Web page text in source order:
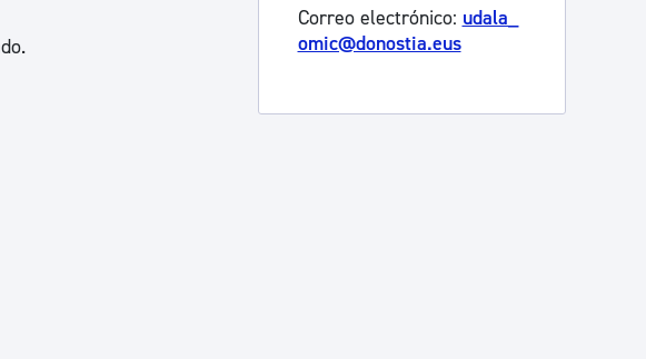
Correo electrónico: udala_
omic@donostia.eus